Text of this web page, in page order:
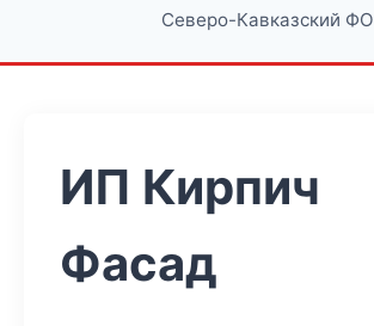
Северо-Кавказский ФО
ИП Кирпич
Фасад